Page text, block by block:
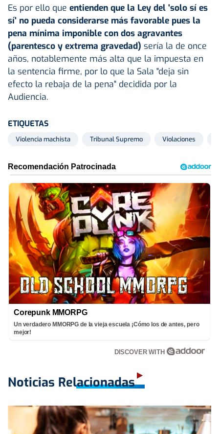
Es por ello que entienden que la Ley del 'solo sí es
sí' no pueda considerarse más favorable pues la
pena mínima imponible con dos agravantes
(parentesco y extrema gravedad) sería la de once
años, notablemente más alta que la impuesta en
la sentencia firme, por lo que la Sala "deja sin
efecto la rebaja de la pena" decidida por la
Audiencia.
ETIQUETAS
Violencia machista Tribunal Supremo Violaciones
Corepunk MMORPG
Un verdadero MMORPG de la vieja escuela ¡Cómo los de antes, pero
mejor!
DISCOVER WITH
Noticias Relacionadas